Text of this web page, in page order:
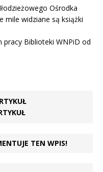
Ośrodka
mile widziane są książki
pracy Biblioteki WNPiD od
TEN WPIS!